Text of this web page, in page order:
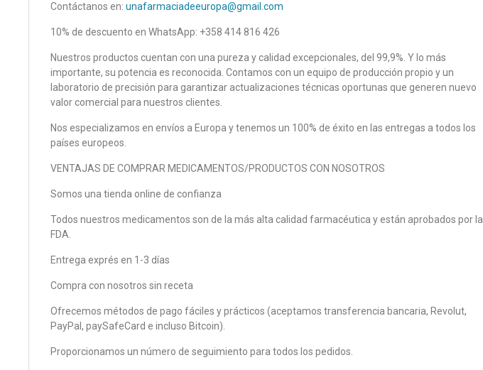
Contáctanos en: unafarmaciadeeuropa@gmail.com
10% de descuento en WhatsApp: +358 414 816 426
Nuestros productos cuentan con una pureza y calidad excepcionales, del 99,9%. Y lo más
importante, su potencia es reconocida. Contamos con un equipo de producción propio y un
laboratorio de precisión para garantizar actualizaciones técnicas oportunas que generen nuevo
valor comercial para nuestros clientes.
Nos especializamos en envíos a Europa y tenemos un 100% de éxito en las entregas a todos los
países europeos.
VENTAJAS DE COMPRAR MEDICAMENTOS/PRODUCTOS CON NOSOTROS
Somos una tienda online de confianza
Todos nuestros medicamentos son de la más alta calidad farmacéutica y están aprobados por la
FDA.
Entrega exprés en 1-3 días
Compra con nosotros sin receta
Ofrecemos métodos de pago fáciles y prácticos (aceptamos transferencia bancaria, Revolut,
PayPal, paySafeCard e incluso Bitcoin).
Proporcionamos un número de seguimiento para todos los pedidos.